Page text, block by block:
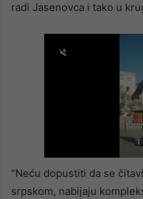
radi Jasenovca i tako u
“Neću dopustiti da se
srpskom, nabijaju